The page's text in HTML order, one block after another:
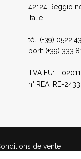
42124 Reggio
Italie
tél: (+39)
port: (+39)
TVA EU:
n° REA: RE-
de vente